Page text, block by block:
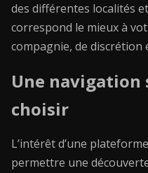
des différentes localités
correspond le mieux à
compagnie, de discrétion
Une
choisir
L’intérêt d’une
permettre une